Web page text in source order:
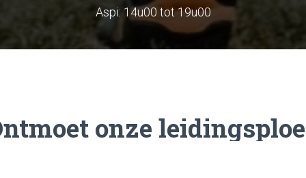
Aspi: 14u00 tot 19u00
onze